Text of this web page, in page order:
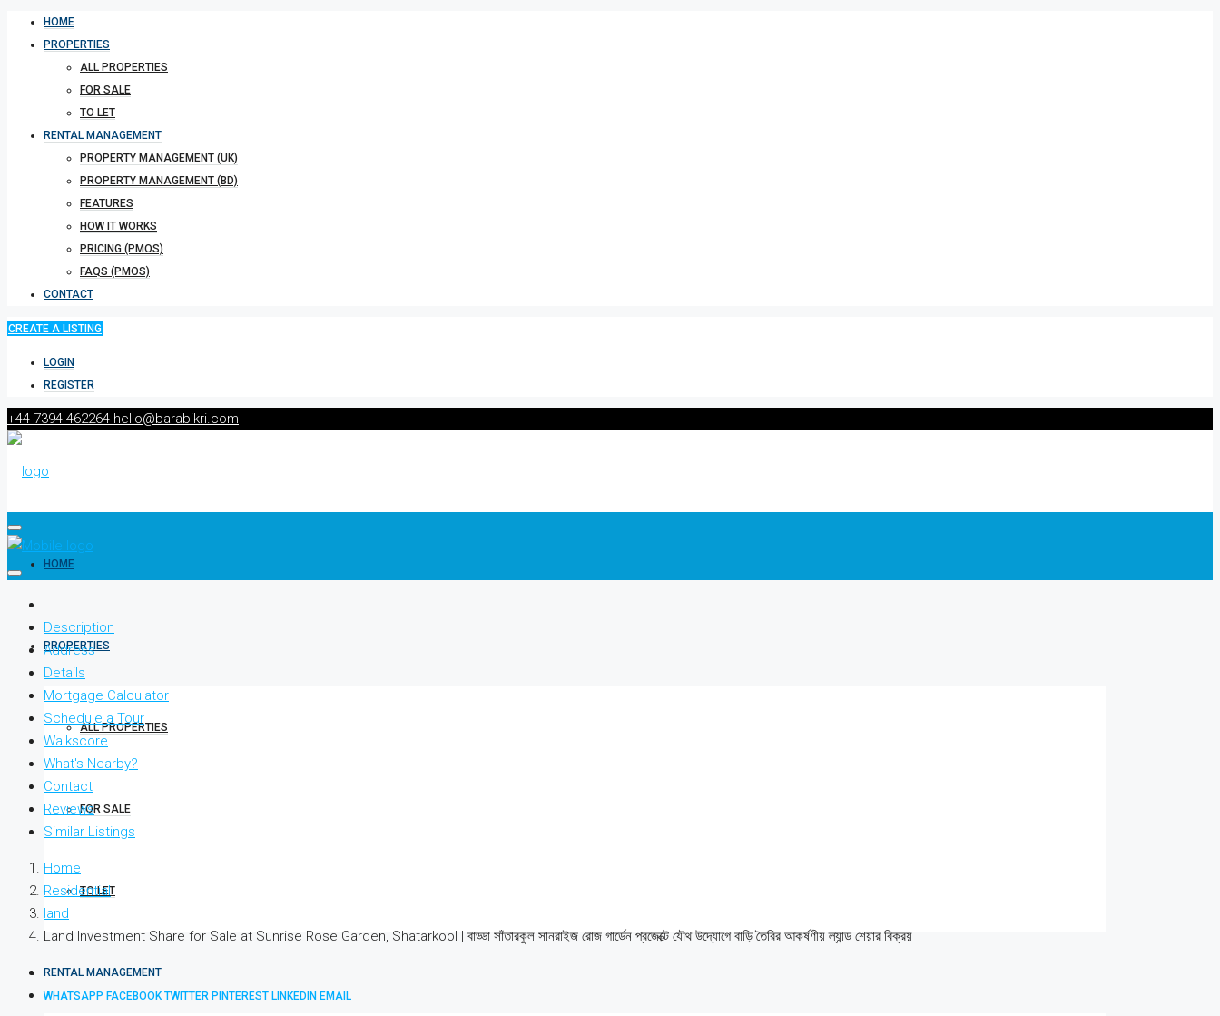
HOME
PROPERTIES
ALL PROPERTIES
FOR SALE
TO LET
RENTAL MANAGEMENT
PROPERTY MANAGEMENT (UK)
PROPERTY MANAGEMENT (BD)
FEATURES
HOW IT WORKS
PRICING (PMOS)
FAQS (PMOS)
CONTACT
CREATE A LISTING
LOGIN
REGISTER
+44 7394 462264 hello@barabikri.com
HOME
PROPERTIES
ALL PROPERTIES
FOR SALE
TO LET
RENTAL MANAGEMENT
Description
Address
Details
Mortgage Calculator
Schedule a Tour
Walkscore
What's Nearby?
Contact
Reviews
Similar Listings
Home
Residential
land
Land Investment Share for Sale at Sunrise Rose Garden, Shatarkool | বাড্ডা সাঁতারকুল সানরাইজ রোজ গার্ডেন প্রজেক্টে যৌথ উদ্যোগে বাড়ি তৈরির আকর্ষণীয় ল্যান্ড শেয়ার বিক্রয়
WHATSAPP FACEBOOKTWITTER PINTEREST LINKEDIN EMAIL